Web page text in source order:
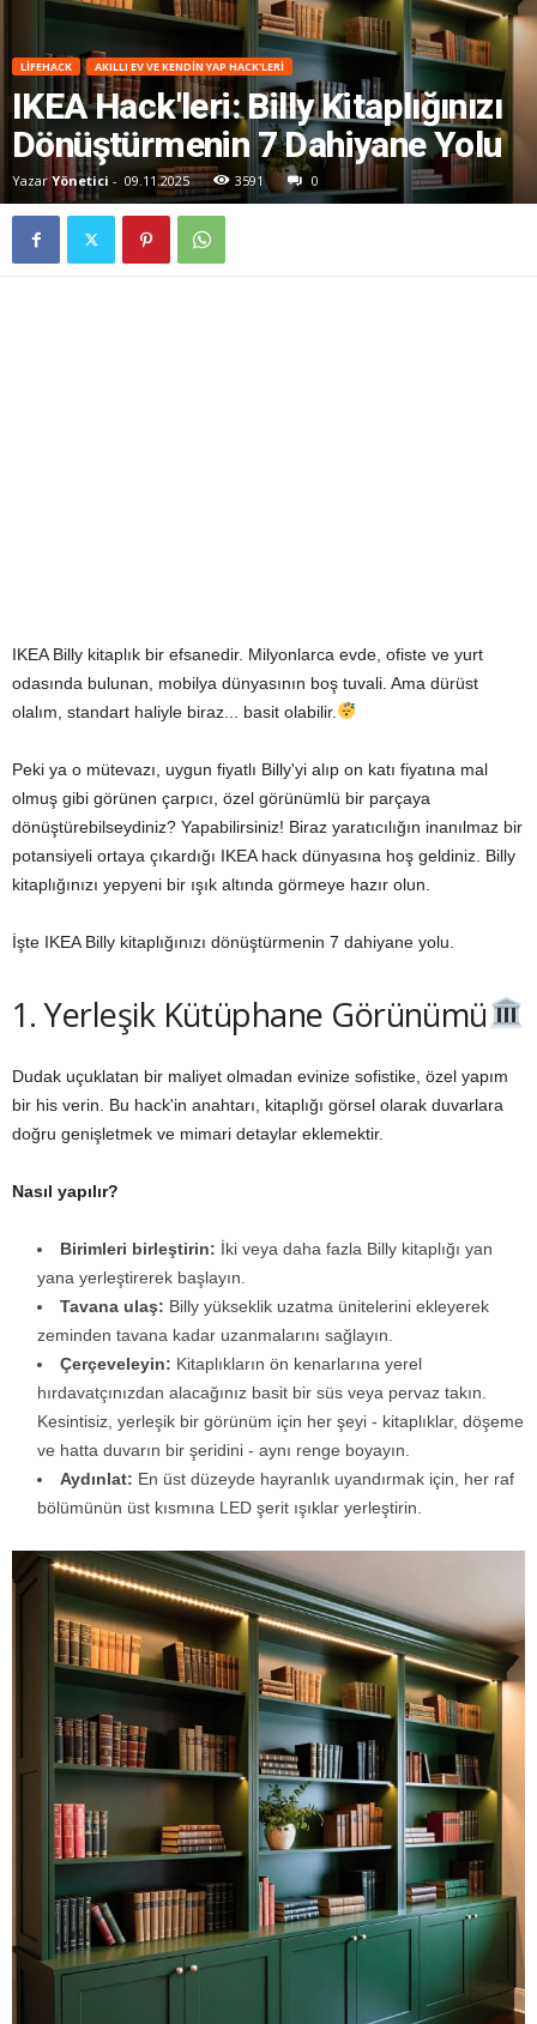
LIFEHACK AKILLI EV VE KENDIN YAP HACK'LERI
IKEA Hack'leri: Billy Kitaplığınızı
Dönüştürmenin 7 Dahiyane Yolu
Yazar Yönetici - 09.11.2025 3591 0
IKEA Billy kitaplık bir efsanedir. Milyonlarca evde, ofiste ve yurt
odasında bulunan, mobilya dünyasının boş tuvali. Ama dürüst
olalım, standart haliyle biraz... basit olabilir.
Peki ya o mütevazı, uygun fiyatlı Billy'yi alıp on katı fiyatına mal
olmuş gibi görünen çarpıcı, özel görünümlü bir parçaya
dönüştürebilseydiniz? Yapabilirsiniz! Biraz yaratıcılığın inanılmaz bir
potansiyeli ortaya çıkardığı IKEA hack dünyasına hoş geldiniz. Billy
kitaplığınızı yepyeni bir ışık altında görmeye hazır olun.
İşte IKEA Billy kitaplığınızı dönüştürmenin 7 dahiyane yolu.
1. Yerleşik Kütüphane Görünümü
Dudak uçuklatan bir maliyet olmadan evinize sofistike, özel yapım
bir his verin. Bu hack'in anahtarı, kitaplığı görsel olarak duvarlara
doğru genişletmek ve mimari detaylar eklemektir.
Nasıl yapılır?
Birimleri birleştirin: İki veya daha fazla Billy kitaplığı yan
yana yerleştirerek başlayın.
Tavana ulaş: Billy yükseklik uzatma ünitelerini ekleyerek
zeminden tavana kadar uzanmalarını sağlayın.
Çerçeveleyin: Kitaplıkların ön kenarlarına yerel
hırdavatçınızdan alacağınız basit bir süs veya pervaz takın.
Kesintisiz, yerleşik bir görünüm için her şeyi - kitaplıklar, döşeme
ve hatta duvarın bir şeridini - aynı renge boyayın.
Aydınlat: En üst düzeyde hayranlık uyandırmak için, her raf
bölümünün üst kısmına LED şerit ışıklar yerleştirin.